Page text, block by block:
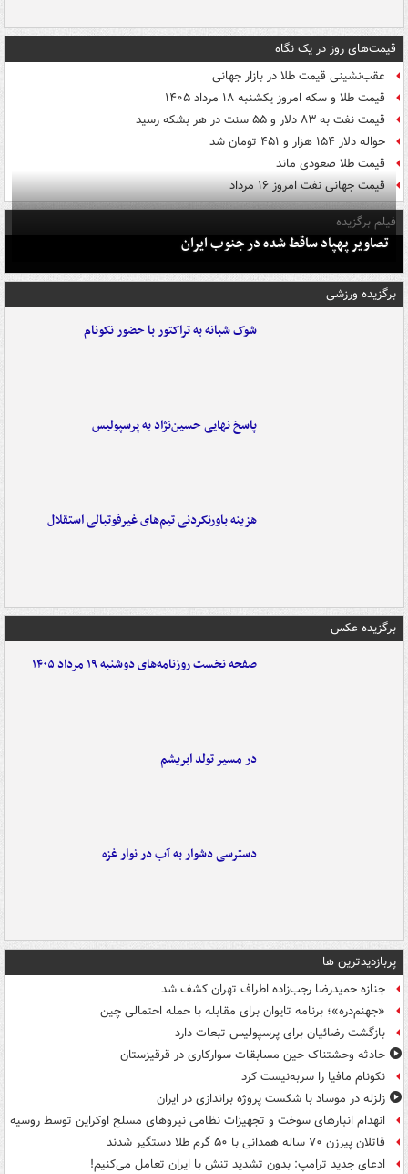
قیمت‌های روز در یک نگاه
عقب‌نشینی قیمت طلا در بازار جهانی
قیمت طلا و سکه امروز یکشنبه ۱۸ مرداد ۱۴۰۵
قیمت نفت به ۸۳ دلار و ۵۵ سنت در هر بشکه رسید
حواله دلار ۱۵۴ هزار و ۴۵۱ تومان شد
قیمت طلا صعودی ماند
قیمت جهانی نفت امروز ۱۶ مرداد
فیلم برگزیده
تصاویر پهپاد ساقط شده در جنوب ایران
برگزیده ورزشی
شوک شبانه به تراکتور با حضور نکونام
پاسخ نهایی حسین‌نژاد به پرسپولیس
هزینه باورنکردنی تیم‌های غیرفوتبالی استقلال
برگزیده عکس
صفحه نخست روزنامه‌های دوشنبه ۱۹ مرداد ۱۴۰۵
در مسیر تولد ابریشم
دسترسی دشوار به آب در نوار غزه
پربازدیدترین ها
جنازه حمیدرضا رجب‌زاده اطراف تهران کشف شد
«جهنم‌دره»؛ برنامه تایوان برای مقابله با حمله احتمالی چین
بازگشت رضائیان برای پرسپولیس تبعات دارد
حادثه وحشتناک حین مسابقات سوارکاری در قرقیزستان
نکونام مافیا را سربه‌نیست کرد
زلزله در موساد با شکست پروژه براندازی در ایران
انهدام انبارهای سوخت و تجهیزات نظامی نیروهای مسلح اوکراین توسط روسیه
قاتلان پیرزن ۷۰ ساله همدانی با ۵۰ گرم طلا دستگیر شدند
ادعای جدید ترامپ: بدون تشدید تنش با ایران تعامل می‌کنیم!